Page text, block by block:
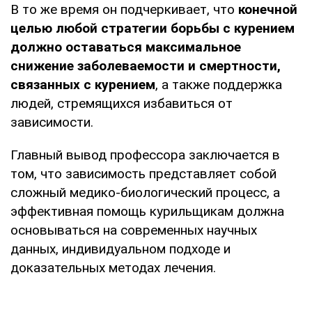
В то же время он подчеркивает, что конечной
целью любой стратегии борьбы с курением
должно оставаться максимальное
снижение заболеваемости и смертности,
связанных с курением, а также поддержка
людей, стремящихся избавиться от
зависимости.
Главный вывод профессора заключается в
том, что зависимость представляет собой
сложный медико-биологический процесс, а
эффективная помощь курильщикам должна
основываться на современных научных
данных, индивидуальном подходе и
доказательных методах лечения.